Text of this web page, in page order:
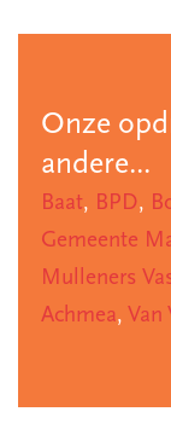
Onze
andere...
Baat, BPD,
Gemeente
Mulleners
Achmea, Van